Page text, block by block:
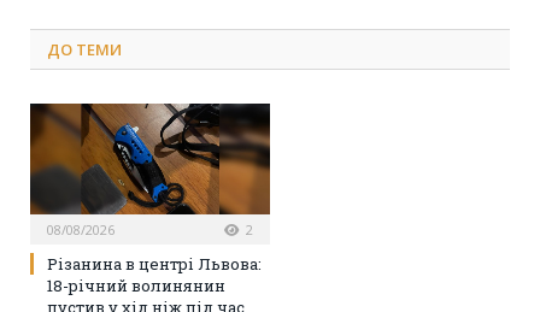
ДО ТЕМИ
08/08/2026 2
Різанина в центрі Львова:
18-річний волинянин
пустив у хід ніж під час